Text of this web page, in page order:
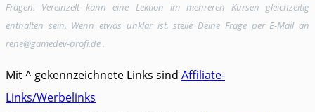
Fragen. Vereinzelt kann eine Lektion im mehreren Kursen gleichzeitig
enthalten sein. Wenn etwas unklar ist, stelle Deine Frage per E-Mail an
rene@gamedev-profi.de .
Mit ^ gekennzeichnete Links sind Affiliate-
Links/Werbelinks